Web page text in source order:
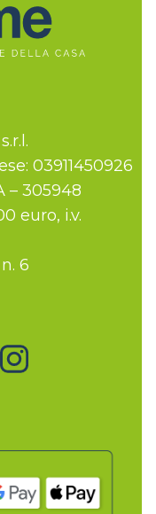
03911450926
– 305948
euro, i.v.
6